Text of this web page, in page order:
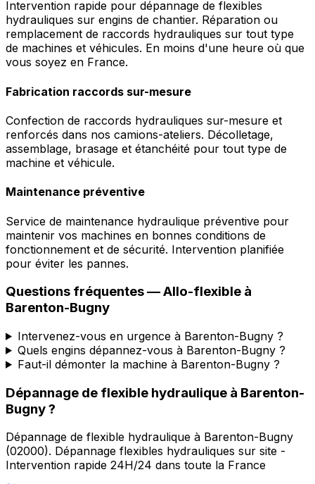
Intervention rapide pour dépannage de flexibles
hydrauliques sur engins de chantier. Réparation ou
remplacement de raccords hydrauliques sur tout type
de machines et véhicules. En moins d'une heure où que
vous soyez en France.
Fabrication raccords sur-mesure
Confection de raccords hydrauliques sur-mesure et
renforcés dans nos camions-ateliers. Décolletage,
assemblage, brasage et étanchéité pour tout type de
machine et véhicule.
Maintenance préventive
Service de maintenance hydraulique préventive pour
maintenir vos machines en bonnes conditions de
fonctionnement et de sécurité. Intervention planifiée
pour éviter les pannes.
Questions fréquentes —Allo-flexible à
Barenton-Bugny
Intervenez-vous en urgence à Barenton-Bugny ?
Quels engins dépannez-vous à Barenton-Bugny ?
Faut-il démonter la machine à Barenton-Bugny ?
Dépannage de flexible hydraulique à Barenton-
Bugny?
Dépannage de flexible hydraulique à Barenton-Bugny
(02000). Dépannage flexibles hydrauliques sur site -
Intervention rapide 24H/24 dans toute la France